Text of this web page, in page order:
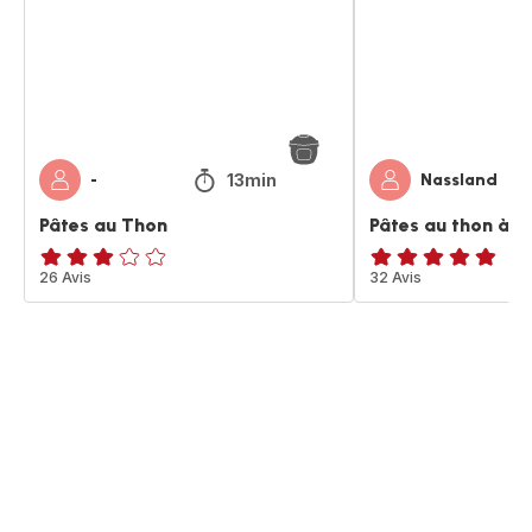
- 13min
Pâtes au Thon
ratings.2.9
26 Avis
Nassland
Pâtes au thon à
ratings.4.8
32 Avis